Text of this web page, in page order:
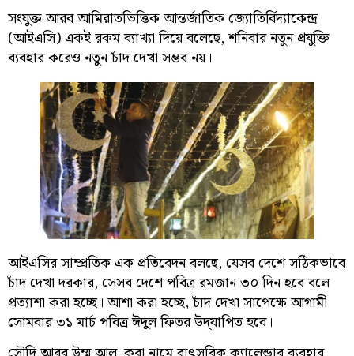
সংযুক্ত আরব আমিরাতভিত্তিক আন্তর্জাতিক জ্যোতির্বিদ্যাকেন্দ্র
(আইএসি) একই রকম ব্যাখ্যা দিয়ে বলেছে, শনিবার নতুন প্রযুক্তি
ব্যবহার করেও নতুন চাঁদ দেখা সম্ভব নয়।
আইএসির সাম্প্রতিক এক প্রতিবেদন বলছে, যেসব দেশে সঠিকভাবে
চাঁদ দেখা দরকার, সেসব দেশে পবিত্র রমজান ৩০ দিন হবে বলে
প্রত্যাশা করা হচ্ছে। আশা করা হচ্ছে, চাঁদ দেখা সাপেক্ষে আগামী
সোমবার ৩১ মার্চ পবিত্র ঈদুল ফিতর উদ্‌যাপিত হবে।